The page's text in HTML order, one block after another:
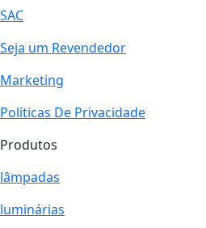
SAC
Seja um Revendedor
Marketing
Políticas De Privacidade
Produtos
lâmpadas
luminárias